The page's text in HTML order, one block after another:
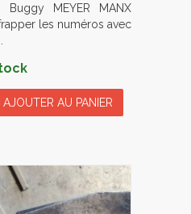
Buggy MEYER MANX
les numéros avec
AJOUTER AU PANIER